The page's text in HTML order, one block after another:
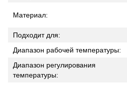
Материал:
Подходит для:
Диапазон рабочей температуры:
Диапазон регулирования
температуры: